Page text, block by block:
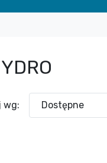
wg: Dostępne